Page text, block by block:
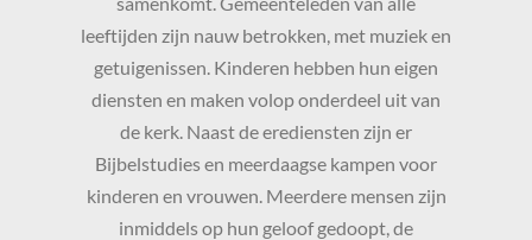
leeftijden zijn nauw betrokken, met muziek en
getuigenissen. Kinderen hebben hun eigen
diensten en maken volop onderdeel uit van
de kerk. Naast de erediensten zijn er
Bijbelstudies en meerdaagse kampen voor
kinderen en vrouwen. Meerdere mensen zijn
inmiddels op hun geloof gedoopt, de